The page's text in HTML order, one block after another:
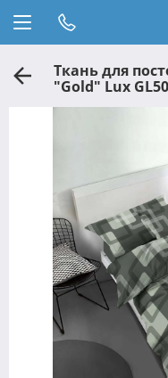
Ткань для
"Gold" Lux